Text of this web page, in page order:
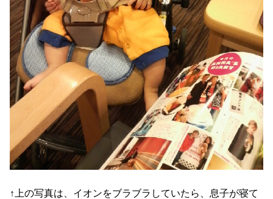
↑上の写真は、イオンをブラブラしていたら、息子が寝て